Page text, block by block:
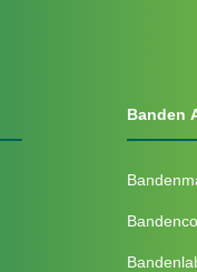
Banden